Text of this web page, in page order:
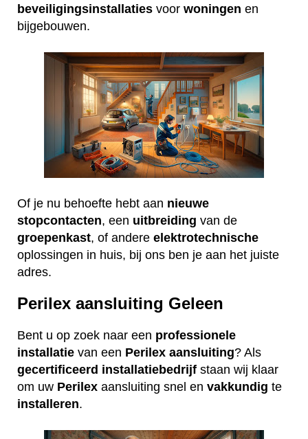
beveiligingsinstallaties voor woningen en
bijgebouwen.
Of je nu behoefte hebt aan nieuwe
stopcontacten, een uitbreiding van de
groepenkast, of andere elektrotechnische
oplossingen in huis, bij ons ben je aan het juiste
adres.
Perilex aansluiting Geleen
Bent u op zoek naar een professionele
installatie van een Perilex aansluiting? Als
gecertificeerd installatiebedrijf staan wij klaar
om uw Perilex aansluiting snel en vakkundig te
installeren.